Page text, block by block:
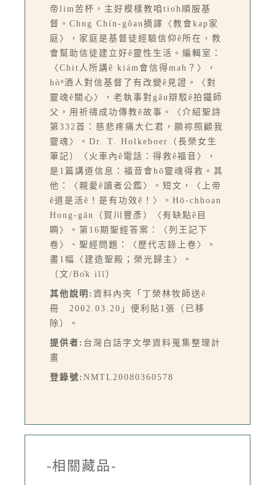
帝lim苦杯，主好模樣教咱tio̍h順服基
督。Chng Chín-gôan摘譯〈教會kap家
庭〉，家庭是基督徒經驗信仰ê所在，教
會幫助信徒建立好ê靈性生活。編輯室：
〈Chit人所講ê kiám會信得mah？〉，
hòⁿ酒人對信基督了有改變ê見證。〈對
靈魂ê關心〉，老執事對gâu辯駁ê拍鐵師
父，用祈禱成功傳教ê故事。〈介紹聖詩
第332首：慈悲疼痛大仁君，願祢照顧我
靈魂〉。Dr. T. Holkeboer（長榮女生
筆記）〈火車內ê電話：得救ê福音〉，
是1篇講道信息：福音會hō͘靈魂得救。其
他：〈親愛ê讀者公鑑〉。短文，〈上帝
ê道是活ê！是有功效ê！〉。Hō-chhoan
Hong-gān（賀川豐彥）〈有缺點ê目
睭〉。第16期聖經答案：〈列王記下
卷〉、聖經問題：〈歷代志錄上卷〉。
畫1幅〈建造聖殿；榮光歸主〉。
（文/Bo̍k ilī）
其他說明: 資料內夾「丁榮林牧師送ê
冊 2002.03.20」便利貼1張（已移
除）。
提供者: 台灣白話字文學資料蒐集整理計
畫
登錄號: NMTL20080360578
-相關藏品-